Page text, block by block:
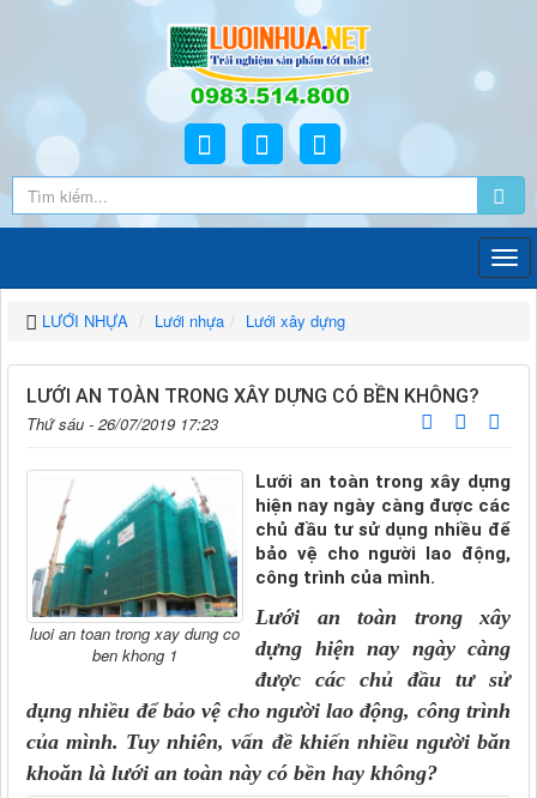
LƯỚI NHỰA Lưới nhựa Lưới xây dựng
LƯỚI AN TOÀN TRONG XÂY DỰNG CÓ BỀN KHÔNG?
Thứ sáu - 26/07/2019 17:23
luoi an toan trong xay dung co
ben khong 1
Lưới an toàn trong xây dựng
hiện nay ngày càng được các
chủ đầu tư sử dụng nhiều để
bảo vệ cho người lao động,
công trình của mình.
Lưới an toàn trong xây
dựng hiện nay ngày càng
được các chủ đầu tư sử
dụng nhiều để bảo vệ cho người lao động, công trình
của mình. Tuy nhiên, vấn đề khiến nhiều người băn
khoăn là lưới an toàn này có bền hay không?